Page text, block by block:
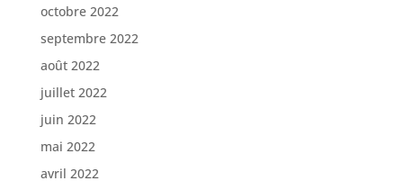
octobre 2022
septembre 2022
août 2022
juillet 2022
juin 2022
mai 2022
avril 2022